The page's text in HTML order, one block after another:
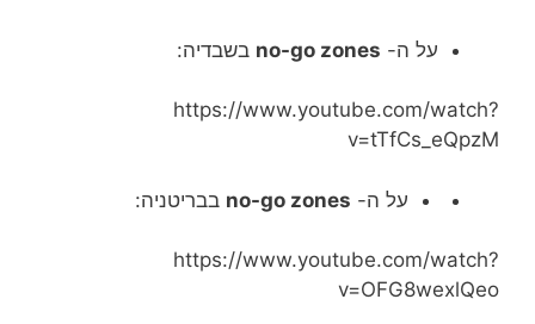
על ה- no-go zones בשבדיה:
https://www.youtube.com/watch?
v=tTfCs_eQpzM
על ה- no-go zones בבריטניה:
https://www.youtube.com/watch?
v=OFG8wexlQeo